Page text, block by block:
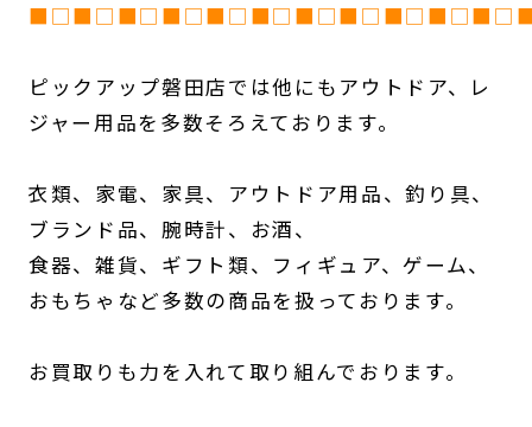
ピックアップ磐田店では他にもアウトドア、レ
ジャー用品を多数そろえております。
衣類、家電、家具、アウトドア用品、釣り具、
ブランド品、腕時計、お酒、
食器、雑貨、ギフト類、フィギュア、ゲーム、
おもちゃなど多数の商品を扱っております。
お買取りも力を入れて取り組んでおります。